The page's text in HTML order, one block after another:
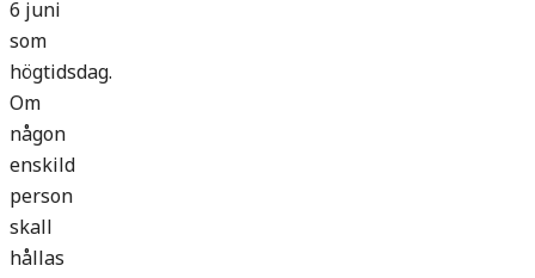
6 juni
som
högtidsdag.
Om
någon
enskild
person
skall
hållas